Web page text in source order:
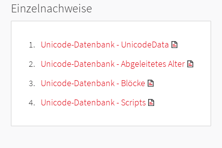
Einzelnachweise
Unicode-Datenbank - UnicodeData
Unicode-Datenbank - Abgeleitetes Alter
Unicode-Datenbank - Blöcke
Unicode-Datenbank - Scripts